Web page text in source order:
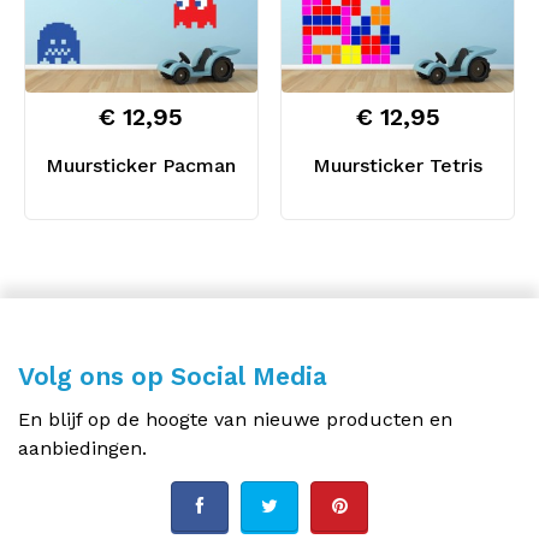
Muursticker Pacman
€ 12,95
Muursticker Tetris
€ 12,95
Volg ons op Social Media
En blijf op de hoogte van nieuwe producten en
aanbiedingen.